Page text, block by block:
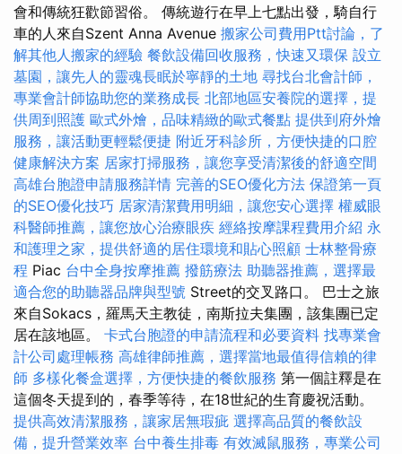
會和傳統狂歡節習俗。 傳統遊行在早上七點出發，騎自行
車的人來自Szent Anna Avenue 搬家公司費用Ptt討論，了
解其他人搬家的經驗 餐飲設備回收服務，快速又環保 設立
墓園，讓先人的靈魂長眠於寧靜的土地 尋找台北會計師，
專業會計師協助您的業務成長 北部地區安養院的選擇，提
供周到照護 歐式外燴，品味精緻的歐式餐點 提供到府外燴
服務，讓活動更輕鬆便捷 附近牙科診所，方便快捷的口腔
健康解決方案 居家打掃服務，讓您享受清潔後的舒適空間
高雄台胞證申請服務詳情 完善的SEO優化方法 保證第一頁
的SEO優化技巧 居家清潔費用明細，讓您安心選擇 權威眼
科醫師推薦，讓您放心治療眼疾 經絡按摩課程費用介紹 永
和護理之家，提供舒適的居住環境和貼心照顧 士林整骨療
程 Piac 台中全身按摩推薦 撥筋療法 助聽器推薦，選擇最
適合您的助聽器品牌與型號 Street的交叉路口。 巴士之旅
來自Sokacs，羅馬天主教徒，南斯拉夫集團，該集團已定
居在該地區。 卡式台胞證的申請流程和必要資料 找專業會
計公司處理帳務 高雄律師推薦，選擇當地最值得信賴的律
師 多樣化餐盒選擇，方便快捷的餐飲服務 第一個註釋是在
這個冬天提到的，春季等待，在18世紀的生育慶祝活動。
提供高效清潔服務，讓家居無瑕疵 選擇高品質的餐飲設
備，提升營業效率 台中養生排毒 有效滅鼠服務，專業公司